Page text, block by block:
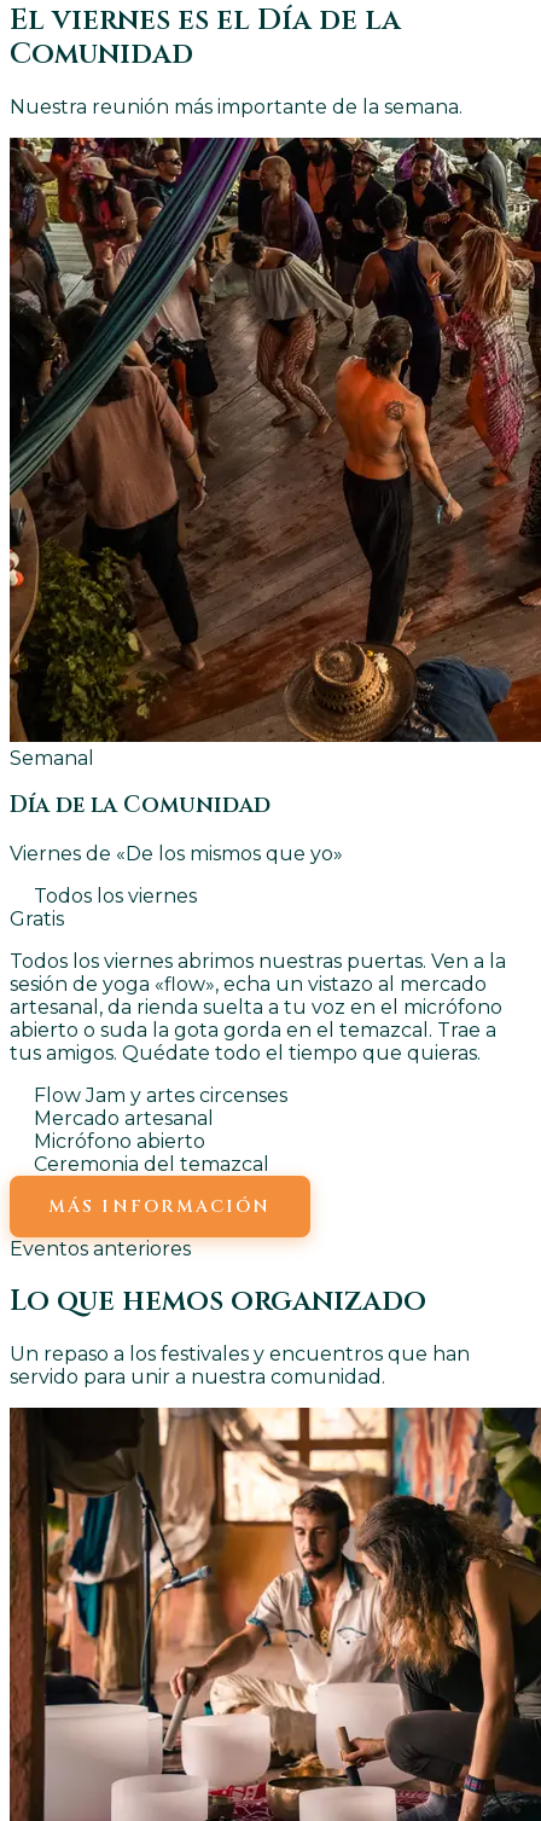
El viernes es el Día de la
Comunidad
Nuestra reunión más importante de la semana.
Semanal
Día de la Comunidad
Viernes de «De los mismos que yo»
Todos los viernes
Gratis
Todos los viernes abrimos nuestras puertas. Ven a la
sesión de yoga «flow», echa un vistazo al mercado
artesanal, da rienda suelta a tu voz en el micrófono
abierto o suda la gota gorda en el temazcal. Trae a
tus amigos. Quédate todo el tiempo que quieras.
Flow Jam y artes circenses
Mercado artesanal
Micrófono abierto
Ceremonia del temazcal
MÁS INFORMACIÓN
Eventos anteriores
Lo que hemos organizado
Un repaso a los festivales y encuentros que han
servido para unir a nuestra comunidad.